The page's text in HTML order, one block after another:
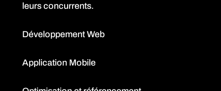
leurs concurrents.
Développement Web
Application Mobile